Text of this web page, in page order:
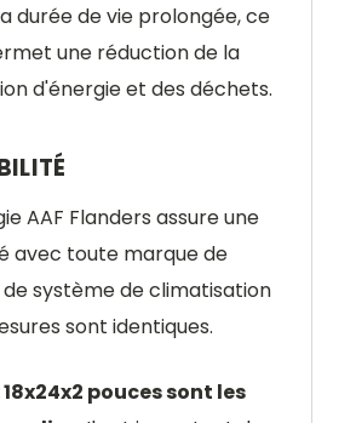
durée de vie prolongée, ce
une réduction de la
d'énergie et des déchets.
AAF Flanders assure une
avec toute marque de
de système de climatisation
sont identiques.
pouces sont les